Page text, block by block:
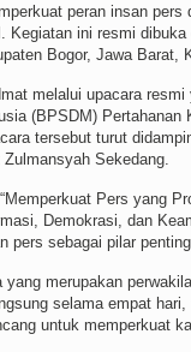
peran insan
Kegiatan ini resmi
Bogor, Jawa Barat,
melalui upacara
(BPSDM)
tersebut turut
Sekedang.
Pers yang
Demokrasi, dan
pers sebagai pilar
merupakan
selama empat
untuk memperkuat